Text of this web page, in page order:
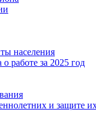
населения
работе за 2025 год
и защите